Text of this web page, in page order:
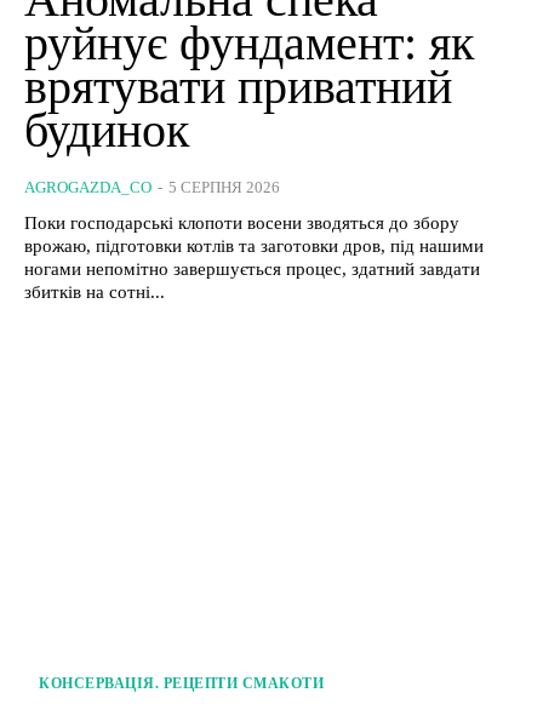
руйнує фундамент: як
врятувати приватний
будинок
AGROGAZDA_CO - 5 СЕРПНЯ 2026
Поки господарські клопоти восени зводяться до збору
врожаю, підготовки котлів та заготовки дров, під нашими
ногами непомітно завершується процес, здатний завдати
збитків на сотні...
КОНСЕРВАЦІЯ. РЕЦЕПТИ СМАКОТИ